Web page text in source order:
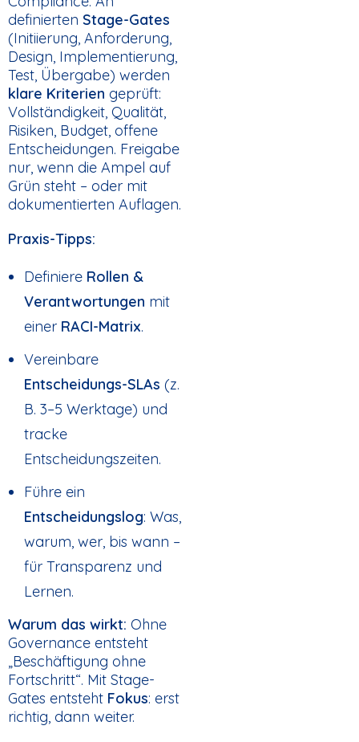
definierten Stage-Gates
(Initiierung, Anforderung,
Design, Implementierung,
Test, Übergabe) werden
klare Kriterien geprüft:
Vollständigkeit, Qualität,
Risiken, Budget, offene
Entscheidungen. Freigabe
nur, wenn die Ampel auf
Grün steht – oder mit
dokumentierten Auflagen.
Praxis-Tipps:
Definiere Rollen &
Verantwortungen mit
einer RACI-Matrix.
Vereinbare
Entscheidungs-SLAs (z.
B. 3–5 Werktage) und
tracke
Entscheidungszeiten.
Führe ein
Entscheidungslog: Was,
warum, wer, bis wann –
für Transparenz und
Lernen.
Warum das wirkt: Ohne
Governance entsteht
„Beschäftigung ohne
Fortschritt“. Mit Stage-
Gates entsteht Fokus: erst
richtig, dann weiter.